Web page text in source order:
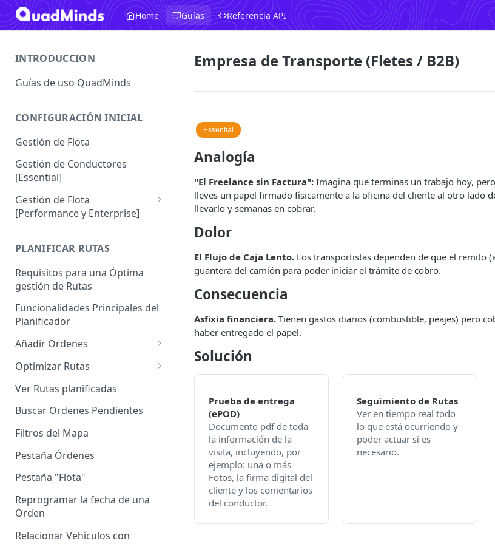
Home Guías Referencia API
INTRODUCCION
Guías de uso QuadMinds
CONFIGURACIÓN INICIAL
Gestión de Flota
Gestión de Conductores
[Essential]
Gestión de Flota
[Performance y Enterprise]
Enterprise]
Vehículos
Agrupación de dispositivos
Asignación de dispositivos a
usuarios
PLANIFICAR RUTAS
Requisitos para una Óptima
gestión de Rutas
Funcionalidades Principales del
Planificador
Añadir Ordenes
Definición de una Orden
Añadir de forma manual
Añadir con el archivo standard
Añadir con Plantilla propia
Añadir con la plantilla
Añadir desde Tiendas e-
Optimizar Rutas
¿Cómo Saber si mi ruta está
optimizada?
Variables para optimizar las
Rutas
Definir la Ventana Horaria de
Definir el tiempo de Servicio al
Ver Rutas planificadas
Buscar Ordenes Pendientes
Filtros del Mapa
Pestaña Órdenes
Pestaña "Flota"
Reprogramar la fecha de una
Orden
Relacionar Vehículos con
Empresa de Transporte (Fletes / B2B)
Essential
Analogía
"El Freelance sin Factura": Imagina que terminas un trabajo hoy,
lleves un papel firmado físicamente a la oficina del cliente al otro lado
llevarlo y semanas en cobrar.
Dolor
El Flujo de Caja Lento. Los transportistas dependen de que el remito
guantera del camión para poder iniciar el trámite de cobro.
Consecuencia
Asfixia financiera. Tienen gastos diarios (combustible, peajes) pero
haber entregado el papel.
Solución
Prueba de entrega
(ePOD)
Documento pdf de toda
la información de la
visita, incluyendo, por
ejemplo: una o más
Fotos, la firma digital del
cliente y los comentarios
del conductor.
Seguimiento de Rutas
Ver en tiempo real todo
lo que está ocurriendo y
poder actuar si es
necesario.